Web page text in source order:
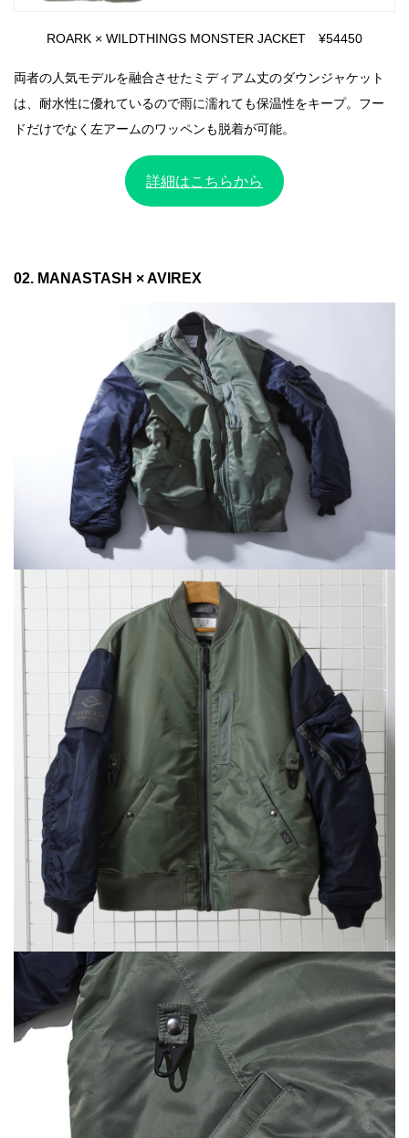
ROARK × WILDTHINGS MONSTER JACKET ¥54450
両者の人気モデルを融合させたミディアム丈のダウンジャケット
は、耐水性に優れているので雨に濡れても保温性をキープ。フー
ドだけでなく左アームのワッペンも脱着が可能。
詳細はこちらから
02. MANASTASH × AVIREX